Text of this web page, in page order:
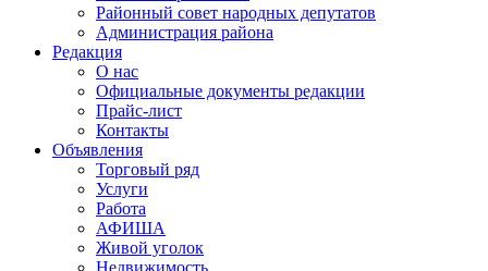
Районный совет народных депутатов
Администрация района
Редакция
О нас
Официальные документы редакции
Прайс-лист
Контакты
Объявления
Торговый ряд
Услуги
Работа
АФИША
Живой уголок
Недвижимость